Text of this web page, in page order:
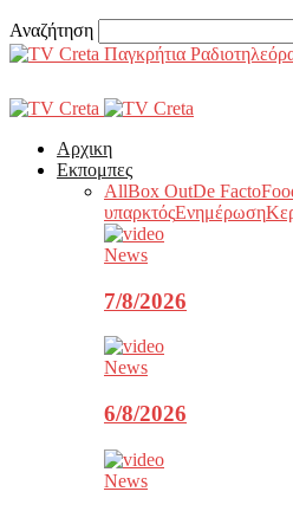
Αναζήτηση
Παγκρήτια
Αρχικη
Εκπομπες
AllBox OutDe Facto
υπαρκτόςΕνημέρωση
News
7/8/2026
News
6/8/2026
News